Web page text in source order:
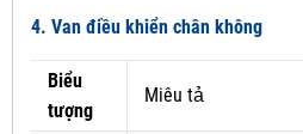
4. Van điều khiển chân không
Biểu
tượng
Miêu tả